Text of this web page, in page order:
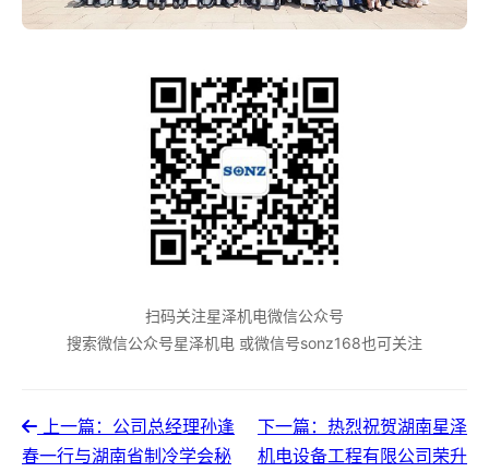
扫码关注星泽机电微信公众号
搜索微信公众号星泽机电 或微信号sonz168也可关注
上一篇：公司总经理孙逢
春一行与湖南省制冷学会秘
下一篇：热烈祝贺湖南星泽
机电设备工程有限公司荣升